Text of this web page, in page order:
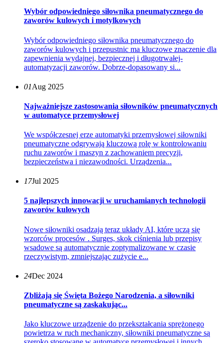
Wybór odpowiedniego siłownika pneumatycznego do
zaworów kulowych i motylkowych
Wybór odpowiedniego siłownika pneumatycznego do
zaworów kulowych i przepustnic ma kluczowe znaczenie dla
zapewnienia wydajnej, bezpiecznej i długotrwałej-
automatyzacji zaworów. Dobrze-dopasowany si...
01Aug 2025
Najważniejsze zastosowania siłowników pneumatycznych
w automatyce przemysłowej
We współczesnej erze automatyki przemysłowej siłowniki
pneumatyczne odgrywają kluczową rolę w kontrolowaniu
ruchu zaworów i maszyn z zachowaniem precyzji,
bezpieczeństwa i niezawodności. Urządzenia...
17Jul 2025
5 najlepszych innowacji w uruchamianych technologii
zaworów kulowych
Nowe siłowniki osadzają teraz układy AI, które uczą się
wzorców procesów . Surges, skok ciśnienia lub przepisy
wsadowe są automatycznie zoptymalizowane w czasie
rzeczywistym, zmniejszając zużycie e...
24Dec 2024
Zbliżają się Święta Bożego Narodzenia, a siłowniki
pneumatyczne są zaskakując...
Jako kluczowe urządzenie do przekształcania sprężonego
powietrza w ruch mechaniczny, siłowniki pneumatyczne są